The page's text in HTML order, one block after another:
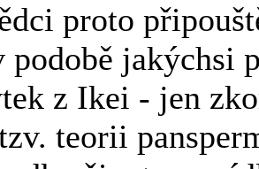
proto
podobě jakýchsi
z Ikei - jen
teorii